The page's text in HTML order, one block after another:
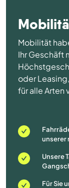
Mobilität
Ihr Geschäft
oder
für alle Arten
unserer
Unsere
Für Sie